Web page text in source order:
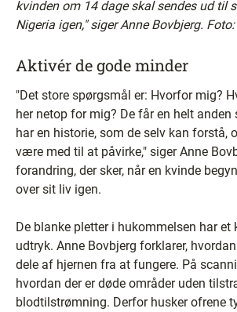
kvinden om 14 dage skal sendes ud til
Nigeria igen," siger Anne Bovbjerg.
Aktivér de gode minder
"Det store spørgsmål er: Hvorfor mig?
her netop for mig? De får en helt anden
har en historie, som de selv kan forstå,
være med til at påvirke," siger Anne
forandring, der sker, når en kvinde
over sit liv igen.
De blanke pletter i hukommelsen har et
udtryk. Anne Bovbjerg forklarer,
dele af hjernen fra at fungere. På
hvordan der er døde områder uden
blodtilstrømning. Derfor husker ofrene